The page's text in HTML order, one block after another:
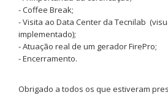
- Coffee Break;
- Visita ao Data Center da Tecnilab
implementado);
- Atuação real de um gerador FirePro;
- Encerramento.
Obrigado a todos os que estiveram